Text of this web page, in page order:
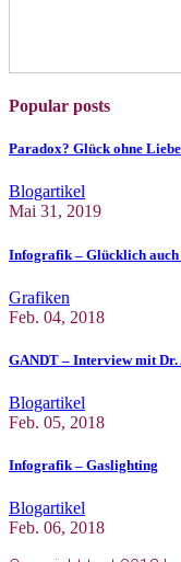
Popular posts
Paradox? Glück ohne
Blogartikel
Mai 31, 2019
Infografik – Glücklich auch
Grafiken
Feb. 04, 2018
GANDT – Interview mit Dr.
Blogartikel
Feb. 05, 2018
Infografik – Gaslighting
Blogartikel
Feb. 06, 2018